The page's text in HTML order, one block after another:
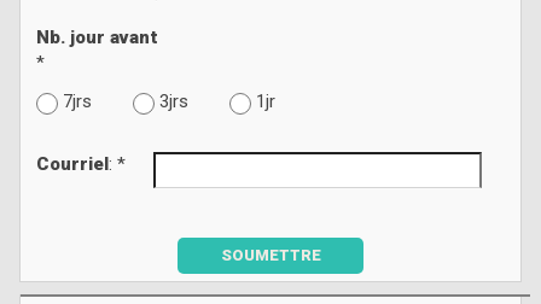
Nb. jour avant
*
7jrs
3jrs 1jr
Courriel : *
SOUMETTRE